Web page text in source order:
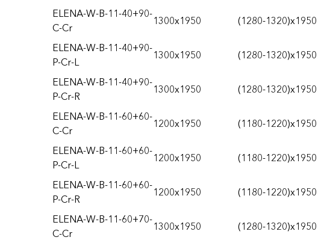
ELENA-W-B-11-40+90-
C-Cr
1300x1950 (1280-1320)х1950
ELENA-W-B-11-40+90-
P-Cr-L
1300x1950 (1280-1320)х1950
ELENA-W-B-11-40+90-
P-Cr-R
1300x1950 (1280-1320)х1950
ELENA-W-B-11-60+60-
C-Cr
1200x1950 (1180-1220)х1950
ELENA-W-B-11-60+60-
P-Cr-L
1200x1950 (1180-1220)х1950
ELENA-W-B-11-60+60-
P-Cr-R
1200x1950 (1180-1220)х1950
ELENA-W-B-11-60+70-
C-Cr
1300x1950 (1280-1320)х1950